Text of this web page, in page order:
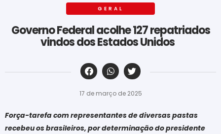
GERAL
Governo Federal acolhe 127 repatriados
vindos dos Estados Unidos
‎ ‎ ‎ ‎ ‎ ‎ ‎ ‎ ‎ ‎ ‎ ‎ ‎ ‎ ‎ ‎ ‎ ‎ ‎ ‎ ‎ ‎ ‎ ‎ ‎ ‎ ‎ ‎ ‎ ‎ ‎
17 de março de 2025
Força-tarefa com representantes de diversas pastas
recebeu os brasileiros, por determinação do presidente